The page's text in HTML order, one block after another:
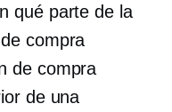
qué parte de la
compra
de compra
de una